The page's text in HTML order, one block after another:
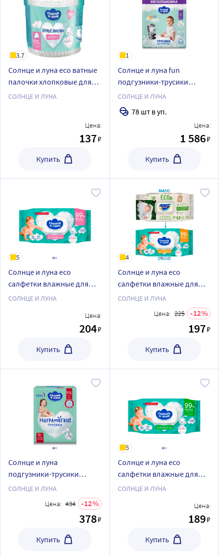
3.7
Солнце и луна eco ватные
палочки хлопковые для
детей 200 шт./круглый
СОЛНЦЕ И ЛУНА
Цена:
137₽
Купить
1
Солнце и луна fun
подгузники-трусики
детские одноразовые
размер 5/junior 13-20 кг 78
шт.
СОЛНЦЕ И ЛУНА
78 шт в уп.
Цена:
1 586₽
Купить
5
Солнце и луна eco
салфетки влажные для
детей хлопковые с
нежной ромашкой 0+ 72
СОЛНЦЕ И ЛУНА
Цена:
204₽
Купить
4
Солнце и луна eco
салфетки влажные для
детей хлопковые с
витаминами a e f и нежной
липой 0+ 100 шт.
СОЛНЦЕ И ЛУНА
Цена: 225 12
197₽
Купить
Солнце и луна
подгузники-трусики
детские ультрамягкие
СОЛНЦЕ И ЛУНА
Цена: 434 12
378₽
Купить
5
Солнце и луна eco
салфетки влажные для
детей хлопковые с д-
СОЛНЦЕ И ЛУНА
Цена:
189₽
Купить